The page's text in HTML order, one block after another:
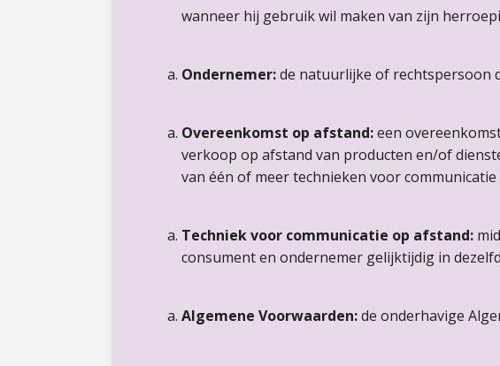
wanneer hij gebruik wil maken van zijn
Ondernemer:de natuurlijke of rechtspersoon
Overeenkomst op afstand:een
verkoop op afstand van producten en/of
van één of meer technieken voor
Techniek voor communicatie op afstand:
consument en ondernemer gelijktijdig in
Algemene Voorwaarden:de onderhavige